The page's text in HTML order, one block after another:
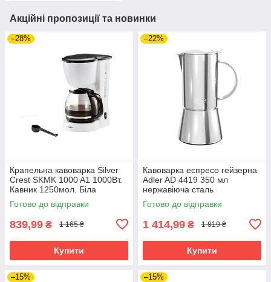
Акційні пропозиції та новинки
–28%
Крапельна кавоварка Silver
Crest SKMK 1000 A1 1000Вт.
Кавник 1250мол. Біла
Готово до відправки
839,99 ₴ 1 165 ₴
Купити
–22%
Кавоварка еспресо гейзерна
Adler AD 4419 350 мл
нержавіюча сталь
Готово до відправки
1 414,99 ₴ 1 819 ₴
Купити
–15% –15%